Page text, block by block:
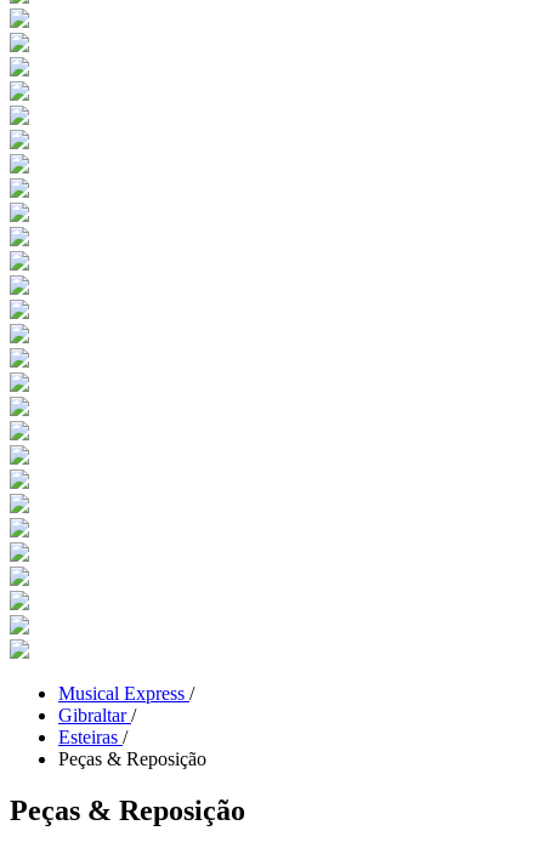
Musical Express /
Gibraltar /
Esteiras /
Peças & Reposição
Peças & Reposição